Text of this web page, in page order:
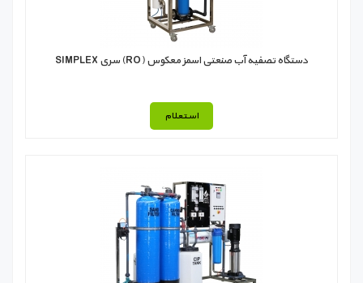
دستگاه تصفیه آب صنعتی اسمز معکوس (RO) سری SIMPLEX
استعلام